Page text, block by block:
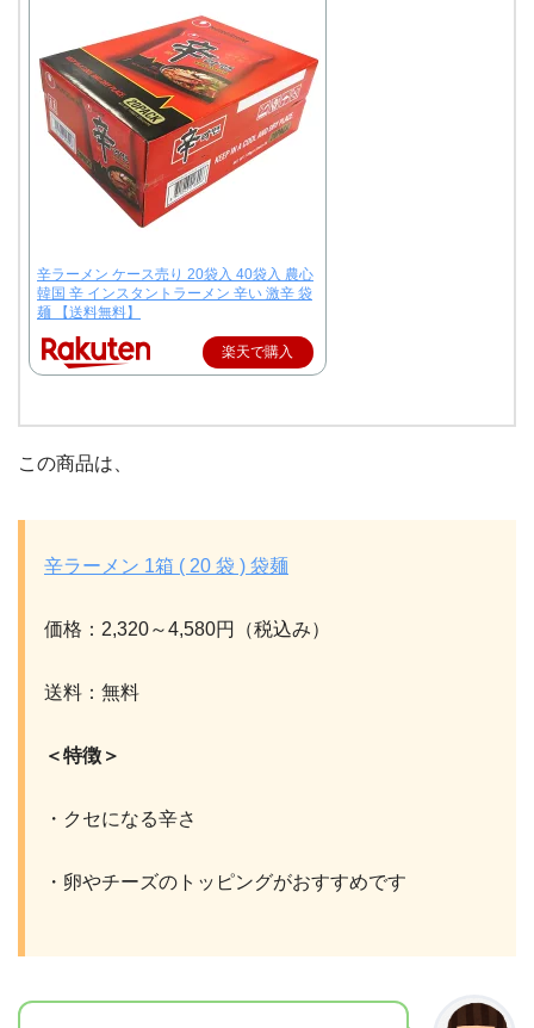
辛ラーメン ケース売り 20袋入 40袋入 農心
韓国 辛 インスタントラーメン 辛い 激辛 袋
麺 【送料無料】
楽天で購入
この商品は、
辛ラーメン 1箱 ( 20 袋 ) 袋麺
価格：2,320～4,580円（税込み）
送料：無料
＜特徴＞
・クセになる辛さ
・卵やチーズのトッピングがおすすめです